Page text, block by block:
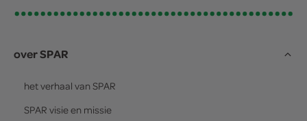
over SPAR
het verhaal van SPAR
SPAR visie en missie